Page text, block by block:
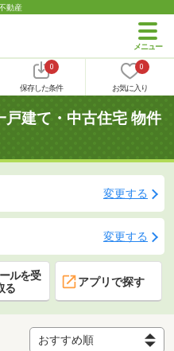
動産
0
保存した条件
0
お気に入り
建て・中古住宅 物件
変更する
変更する
ルを受
る
アプリで探す